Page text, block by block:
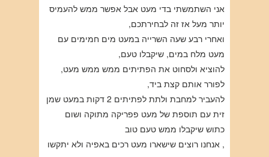
אני השתמשתי בדי מעט אבל אפשר ממש להעמיס
יותר מעל אז זה לבחירתכם,
ואחרי רבע שעה השרייה במעט מים חמימים עם
מעט מלח במים, שיקבלו טעם,
להוציא ולסחוט את הפתיתים ממש ממש מעט,
לפורר אותם קצת ביד,
להעביר למחבת ולתת לפתיתים 2 דקות במעט שמן
זית עם תוספת של מעט פפריקה מתוקה ושום
כתוש שיקבלו ממש טעם טוב
, אנחנו רוצים שישארו מעט רכים באפיה ולא יתקשו